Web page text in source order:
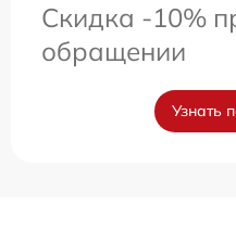
Скидка -10%
обращении
Узнать